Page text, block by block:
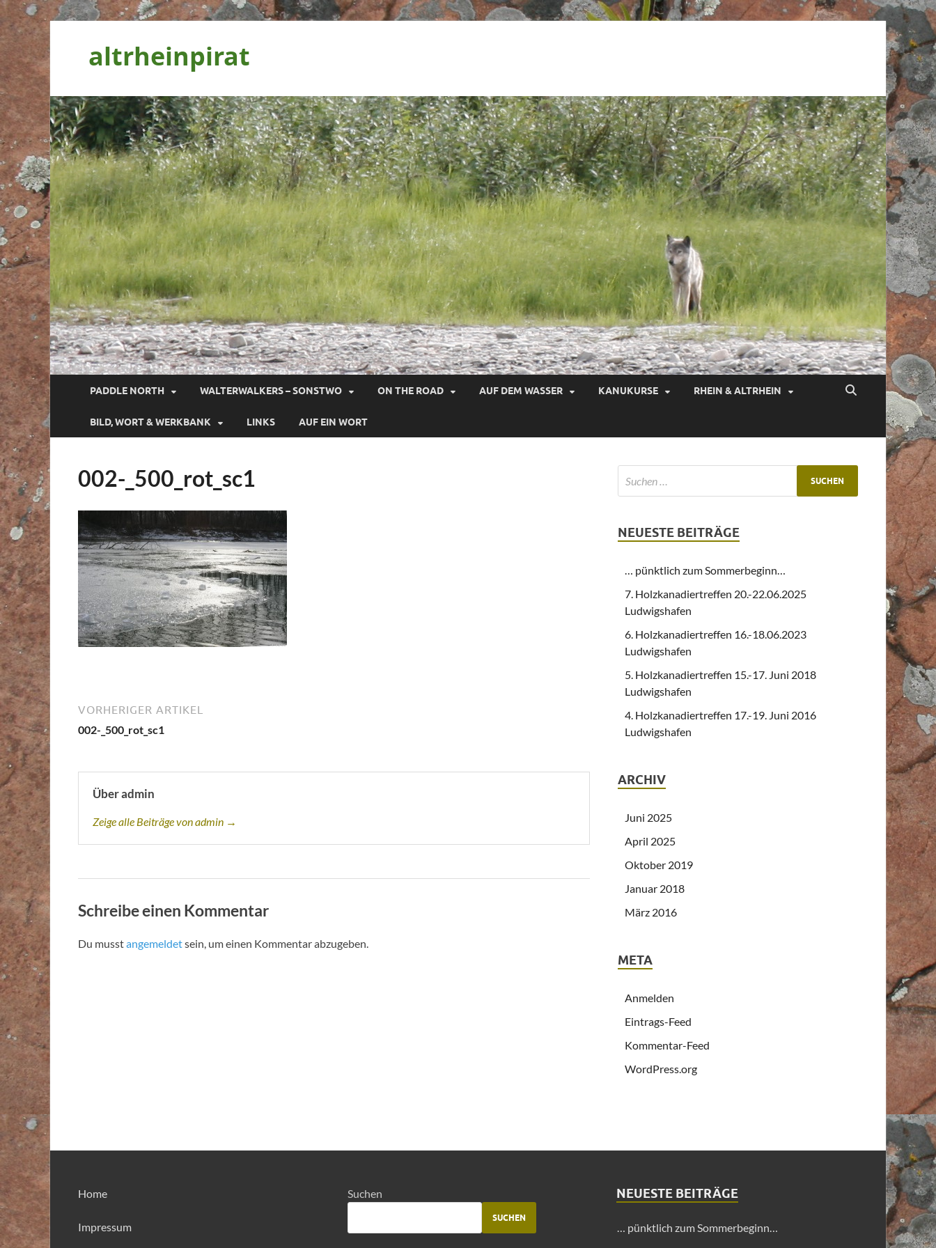
altrheinpirat
PADDLE NORTH WALTERWALKERS – SONSTWO ON THE ROAD AUF DEM WASSER KANUKURSE RHEIN & ALTRHEIN
BILD, WORT & WERKBANK LINKS AUF EIN WORT
002-_500_rot_sc1
VORHERIGER ARTIKEL
002-_500_rot_sc1
Über admin
Zeige alle Beiträge von admin →
Schreibe einen Kommentar
Du musstangemeldetsein, um einen Kommentar abzugeben.
NEUESTE BEITRÄGE
… pünktlich zum Sommerbeginn…
7. Holzkanadiertreffen 20.-22.06.2025
Ludwigshafen
6. Holzkanadiertreffen 16.-18.06.2023
Ludwigshafen
5. Holzkanadiertreffen 15.-17. Juni 2018
Ludwigshafen
4. Holzkanadiertreffen 17.-19. Juni 2016
Ludwigshafen
ARCHIV
Juni 2025
April 2025
Oktober 2019
Januar 2018
März 2016
META
Anmelden
Eintrags-Feed
Kommentar-Feed
WordPress.org
Home
Impressum
Suchen
SUCHEN
NEUESTE BEITRÄGE
… pünktlich zum Sommerbeginn…